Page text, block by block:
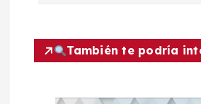
e
También te podría